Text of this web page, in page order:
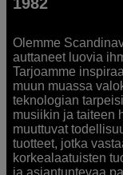
Olemme
auttaneet luovia
Tarjoamme
muun muassa
teknologian
musiikin ja taiteen
muuttuvat
tuotteet, jotka
korkealaatuisten
ja asiantuntevaa